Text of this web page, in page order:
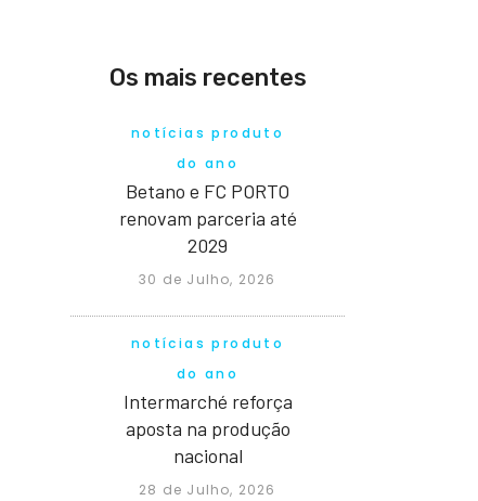
Os mais recentes
notícias produto
do ano
Betano e FC PORTO
renovam parceria até
2029
30 de Julho, 2026
notícias produto
do ano
Intermarché reforça
aposta na produção
nacional
28 de Julho, 2026